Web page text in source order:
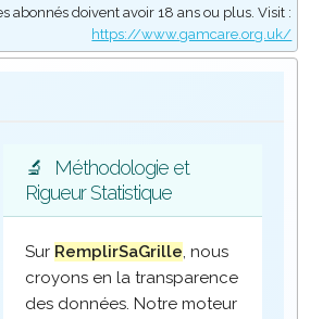
abonnés doivent avoir 18 ans ou plus. Visit :
https://www.gamcare.org.uk/
🔬
Méthodologie et
Rigueur Statistique
Sur RemplirSaGrille, nous
croyons en la transparence
des données. Notre moteur